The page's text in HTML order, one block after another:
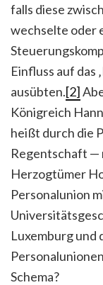
falls diese
wechselte oder
Einfluss auf das
ausübten.[2]
Königreich
heißt durch die
Regentschaft —
Herzogtümer
Personalunion
Luxemburg und
Schema?